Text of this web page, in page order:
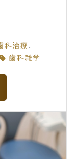
科治療 ,
歯科雑学